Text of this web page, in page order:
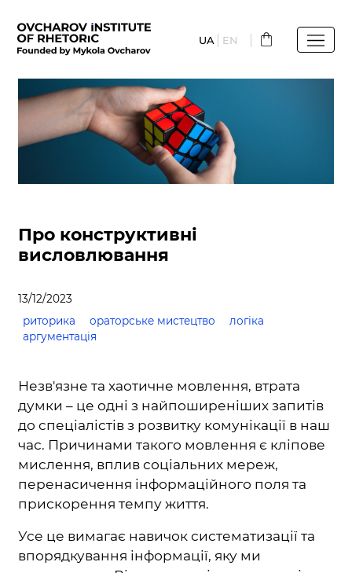
основного
UA EN
Про конструктивні
висловлювання
13/12/2023
риторика
ораторське мистецтво
логіка
аргументація
Незв'язне та хаотичне мовлення, втрата
думки – це одні з найпоширеніших запитів
до спеціалістів з розвитку комунікації в наш
час. Причинами такого мовлення є кліпове
мислення, вплив соціальних мереж,
перенасичення інформаційного поля та
прискорення темпу життя.
Усе це вимагає навичок систематизації та
впорядкування інформації, яку ми